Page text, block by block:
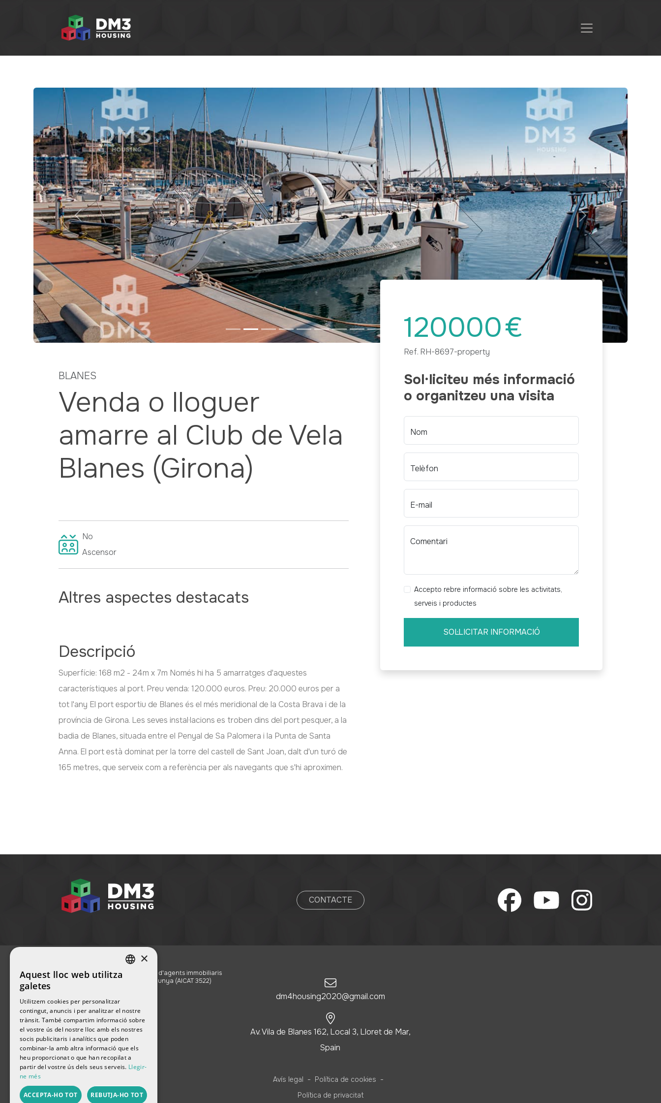
Previous Next
BLANES
Venda o lloguer
amarre al Club de Vela
Blanes (Girona)
No
Ascensor
Altres aspectes destacats
Descripció
Superfície: 168 m2 - 24m x 7m Només hi ha 5 amarratges d'aquestes
característiques al port. Preu venda: 120.000 euros. Preu: 20.000 euros per a
tot l'any El port esportiu de Blanes és el més meridional de la Costa Brava i de la
província de Girona. Les seves instal·lacions es troben dins del port pesquer, a la
badia de Blanes, situada entre el Penyal de Sa Palomera i la Punta de Santa
Anna. El port està dominat per la torre del castell de Sant Joan, dalt d'un turó de
165 metres, que serveix com a referència per als navegants que s'hi aproximen.
120000€
Ref. RH-8697-property
Sol·liciteu més informació
o organitzeu una visita
Nom
Telèfon
E-mail
Comentari
Accepto rebre informació sobre les activitats,
serveis i productes
SOL·LICITAR INFORMACIÓ
CONTACTE
Registre d'agents immobiliaris
de Catalunya (AICAT 3522)
dm4housing2020@gmail.com
Av. Vila de Blanes 162, Local 3, Lloret de Mar,
Spain
Avís legal - Política de cookies -
Política de privacitat
FRENCH
CATALAN
RUSSIAN
×
Aquest lloc web utilitza
galetes
Utilitzem cookies per personalitzar
contingut, anuncis i per analitzar el nostre
trànsit. També compartim informació sobre
el vostre ús del nostre lloc amb els nostres
socis publicitaris i analítics que poden
combinar-la amb altra informació que els
heu proporcionat o que han recopilat a
partir del vostre ús dels seus serveis. Llegir-
ne més
ACCEPTA-HO TOT REBUTJA-HO TOT